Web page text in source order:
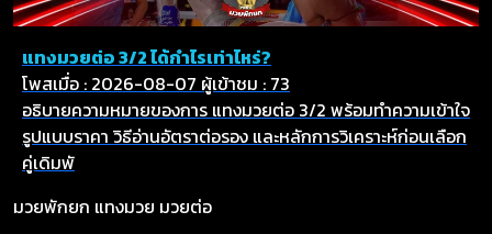
แทงมวยต่อ 3/2 ได้กำไรเท่าไหร่?
โพสเมื่อ : 2026-08-07 ผู้เข้าชม : 73
อธิบายความหมายของการ แทงมวยต่อ 3/2 พร้อมทำความเข้าใจ
รูปแบบราคา วิธีอ่านอัตราต่อรอง และหลักการวิเคราะห์ก่อนเลือก
คู่เดิมพั
มวยพักยก แทงมวย มวยต่อ